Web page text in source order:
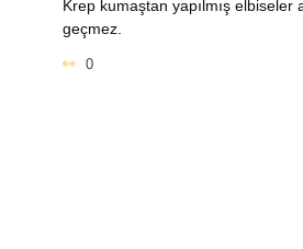
Krep kumaştan yapılmış elbiseler
geçmez.
0